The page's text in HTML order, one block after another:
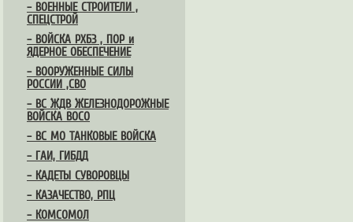
– ВОЕННЫЕ СТРОИТЕЛИ ,
СПЕЦСТРОЙ
– ВОЙСКА РХБЗ , ПОР и
ЯДЕРНОЕ ОБЕСПЕЧЕНИЕ
– ВООРУЖЕННЫЕ СИЛЫ
РОССИИ ,СВО
– ВС ЖДВ ЖЕЛЕЗНОДОРОЖНЫЕ
ВОЙСКА ВОСО
– ВС МО ТАНКОВЫЕ ВОЙСКА
– ГАИ, ГИБДД
– КАДЕТЫ СУВОРОВЦЫ
– КАЗАЧЕСТВО, РПЦ
– КОМСОМОЛ